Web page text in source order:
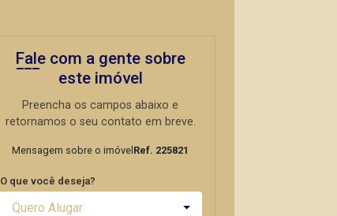
Fale com a gente sobre
este imóvel
Preencha os campos abaixo e
retornamos o seu contato em breve.
Mensagem sobre o imóvel Ref. 225821
O que você deseja?
Quero Alugar